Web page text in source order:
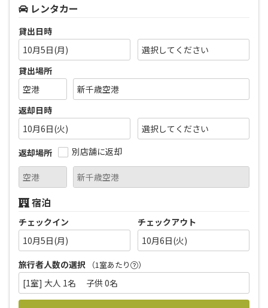
レンタカー
貸出日時
10月5日(月)
貸出場所
返却日時
10月6日(火)
返却場所
別店舗に返却
宿泊
チェックイン
10月5日(月)
チェックアウト
10月6日(火)
旅行者人数の選択
（1室あたり ）
[1室] 大人 1名 子供 0名